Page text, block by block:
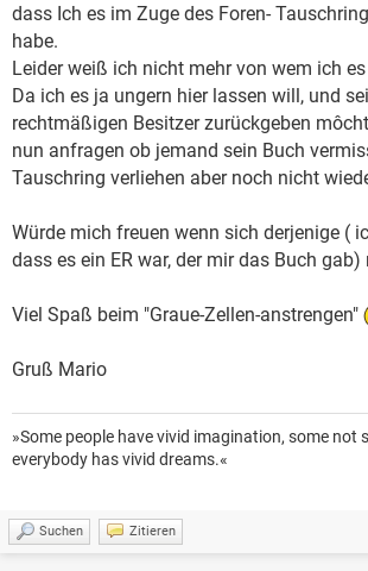
dass Ich es im Zuge des Foren-
habe.
Leider weiß ich nicht mehr von wem ich
Da ich es ja ungern hier lassen will, und
rechtmäßigen Besitzer zurückgeben
nun anfragen ob jemand sein Buch
Tauschring verliehen aber noch nicht
Würde mich freuen wenn sich derjenige (
dass es ein ER war, der mir das Buch
Viel Spaß beim "Graue-Zellen-anstrengen"
Gruß Mario
»Some people have vivid imagination, some not
everybody has vivid dreams.«
Suchen Zitieren